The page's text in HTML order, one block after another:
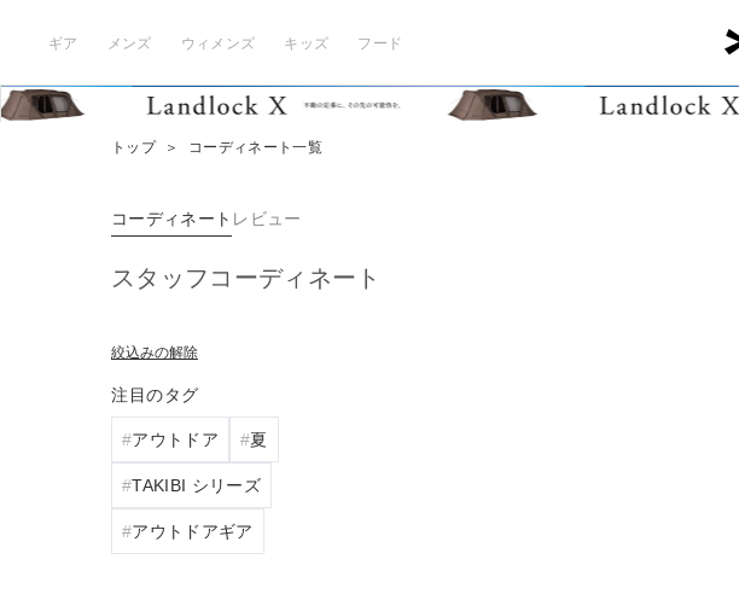
ギア メンズ ウィメンズ キッズ フード
トップ ＞ コーディネート一覧
コーディネート レビュー
スタッフコーディネート
絞込みの解除
注目のタグ
アウトドア 夏
TAKIBI シリーズ
アウトドアギア